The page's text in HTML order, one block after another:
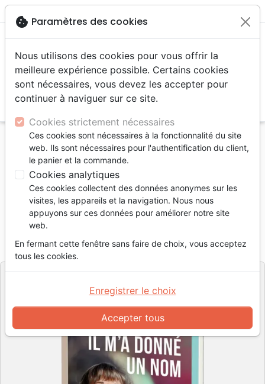
menu
Accueil Livres
Témoignages, biographies
Il m'a donné un nom - Une vie après la rue
Il m'a donné un nom
Une vie après la rue
Auteur :Christine Galley -Anne Laurent
Référence PP6203
9782365262033
EditeurPremière Partie
cookie Paramètres des cookies
Nous utilisons des cookies pour vous offrir la
meilleure expérience possible. Certains cookies
sont nécessaires, vous devez les accepter pour
continuer à naviguer sur ce site.
Cookies strictement nécessaires
Ces cookies sont nécessaires à la fonctionnalité du site
web. Ils sont nécessaires pour l'authentification du client,
le panier et la commande.
Cookies analytiques
Ces cookies collectent des données anonymes sur les
visites, les appareils et la navigation. Nous nous
appuyons sur ces données pour améliorer notre site
web.
En fermant cette fenêtre sans faire de choix, vous acceptez
tous les cookies.
Accepter tous
Enregistrer le choix